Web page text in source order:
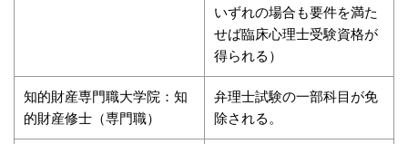
いずれの場合も要件を満た
せば臨床心理士受験資格が
得られる）
知的財産専門職大学院：知
的財産修士（専門職）
弁理士試験の一部科目が免
除される。